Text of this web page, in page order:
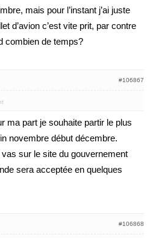
mais pour l’instant j’ai juste
d’avion c’est vite prit, par contre
combien de temps?
#106867
ma part je souhaite partir le plus
novembre début décembre.
sur le site du gouvernement
sera acceptée en quelques
#106868